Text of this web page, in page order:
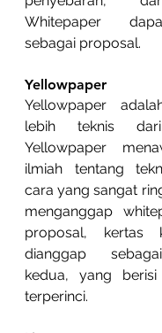
Whitepaper
sebagai proposal.
Yellowpaper
Yellowpaper
lebih teknis dari
Yellowpaper
ilmiah tentang
cara yang sangat
menganggap
proposal, kertas
dianggap
kedua, yang
terperinci.